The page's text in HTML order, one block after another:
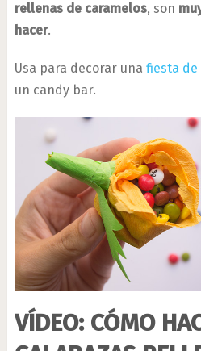
rellenas de caramelos, son
hacer.
Usa para decorar una fiesta de
un candy bar.
VÍDEO: CÓMO